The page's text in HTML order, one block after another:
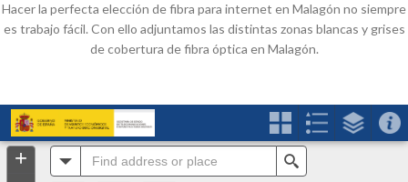
Hacer la perfecta elección de fibra para internet en Malagón no siempre
es trabajo fácil. Con ello adjuntamos las distintas zonas blancas y grises
de cobertura de fibra óptica en Malagón.